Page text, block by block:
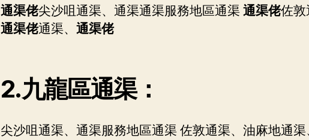
通渠佬尖沙咀通渠、通渠通渠服務地區通渠通渠佬佐
通渠佬通渠、 通渠佬
2.九龍區通渠：
尖沙咀通渠、通渠服務地區通渠 佐敦通渠、油麻地通